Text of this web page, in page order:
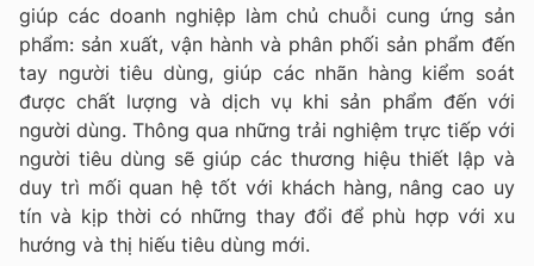
giúp các doanh nghiệp làm chủ chuỗi cung ứng sản
phẩm: sản xuất, vận hành và phân phối sản phẩm đến
tay người tiêu dùng, giúp các nhãn hàng kiểm soát
được chất lượng và dịch vụ khi sản phẩm đến với
người dùng. Thông qua những trải nghiệm trực tiếp với
người tiêu dùng sẽ giúp các thương hiệu thiết lập và
duy trì mối quan hệ tốt với khách hàng, nâng cao uy
tín và kịp thời có những thay đổi để phù hợp với xu
hướng và thị hiếu tiêu dùng mới.